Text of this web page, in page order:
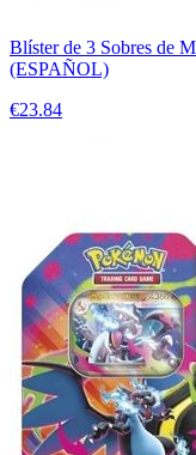
Blíster de 3 Sobres de
(ESPAÑOL)
€23.84